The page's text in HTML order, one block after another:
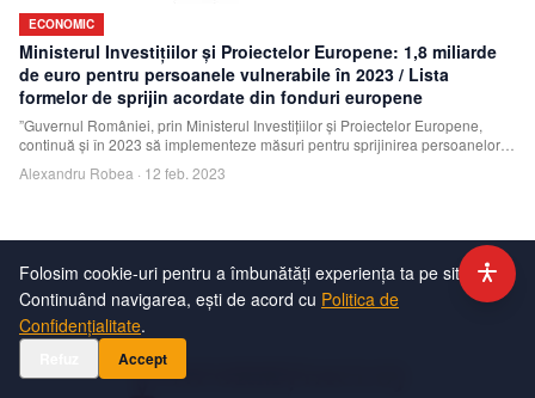
ECONOMIC
Ministerul Investiţiilor şi Proiectelor Europene: 1,8 miliarde
de euro pentru persoanele vulnerabile în 2023 / Lista
formelor de sprijin acordate din fonduri europene
”Guvernul României, prin Ministerul Investiţiilor şi Proiectelor Europene,
continuă şi în 2023 să implementeze măsuri pentru sprijinirea persoanelor
Alexandru Robea · 12 feb. 2023
Folosim cookie-uri pentru a îmbunătăți experiența ta pe site.
Continuând navigarea, ești de acord cu Politica de
Confidențialitate.
Accept